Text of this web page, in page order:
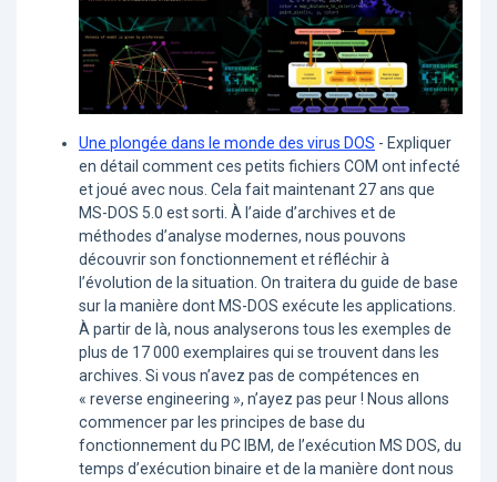
Une plongée dans le monde des virus DOS - Expliquer
en détail comment ces petits fichiers COM ont infecté
et joué avec nous. Cela fait maintenant 27 ans que
MS-DOS 5.0 est sorti. À l’aide d’archives et de
méthodes d’analyse modernes, nous pouvons
découvrir son fonctionnement et réfléchir à
l’évolution de la situation. On traitera du guide de base
sur la manière dont MS-DOS exécute les applications.
À partir de là, nous analyserons tous les exemples de
plus de 17 000 exemplaires qui se trouvent dans les
archives. Si vous n’avez pas de compétences en
« reverse engineering », n’ayez pas peur ! Nous allons
commencer par les principes de base du
fonctionnement du PC IBM, de l’exécution MS DOS, du
temps d’exécution binaire et de la manière dont nous